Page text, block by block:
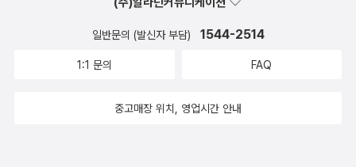
일반문의 (발신자 부담) 1544-2514
1:1 문의 FAQ
중고매장 위치, 영업시간 안내